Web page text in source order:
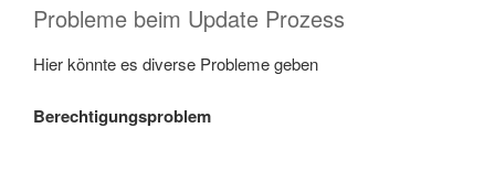
Probleme beim Update Prozess
Hier könnte es diverse Probleme geben
Berechtigungsproblem